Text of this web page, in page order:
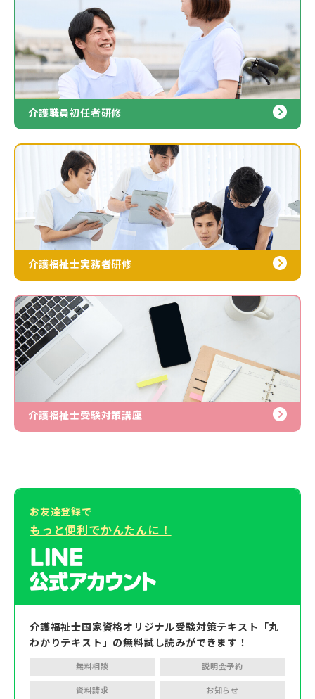
お友達登録で
もっと便利でかんたんに！
介護福祉士国家資格オリジナル受験対策テキスト「丸
わかりテキスト」の無料試し読みができます！
無料相談 説明会予約
資料請求 お知らせ
介護職員初任者研修
介護福祉士実務者研修
介護福祉士受験対策講座